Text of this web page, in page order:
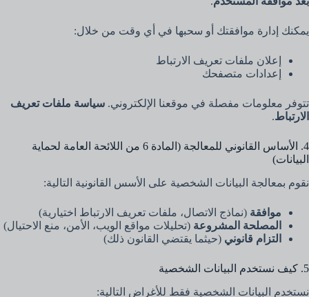
يمكنك إدارة موافقتك أو سحبها في أي وقت من خلال:
إعلان ملفات تعريف الارتباط
إعدادات متصفحك
تتوفر معلومات مفصلة في موقعنا الإلكتروني. سياسة ملفات تعريف
الارتباط.
4. الأساس القانوني للمعالجة (المادة 6 من اللائحة العامة لحماية
البيانات)
نقوم بمعالجة البيانات الشخصية على الأسس القانونية التالية:
موافقة (نماذج الاتصال، ملفات تعريف الارتباط اختيارية)
المصلحة المشروعة (تحليلات مواقع الويب، الأمن، منع الاحتيال)
التزام قانوني (حيثما يقتضي القانون ذلك)
5. كيف نستخدم البيانات الشخصية
نستخدم البيانات الشخصية فقط للأغراض التالية: